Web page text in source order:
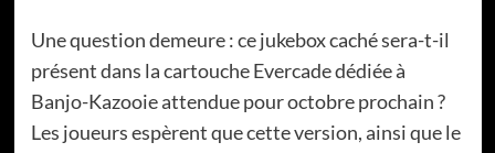
Une question demeure : ce jukebox caché sera-t-il
présent dans la cartouche Evercade dédiée à
Banjo-Kazooie attendue pour octobre prochain ?
Les joueurs espèrent que cette version, ainsi que le